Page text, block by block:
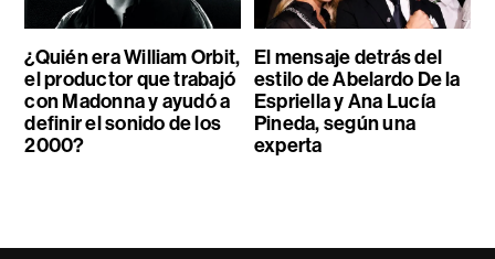
¿Quién era William Orbit,
el productor que trabajó
con Madonna y ayudó a
definir el sonido de los
2000?
El mensaje detrás del
estilo de Abelardo De la
Espriella y Ana Lucía
Pineda, según una
experta